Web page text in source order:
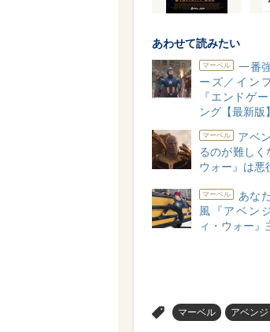
あわせて読みたい
マーベル
一番
ーズ／イン
『エンドゲ
ング【最新版】
マーベル
アベ
るのが難しく
ウォー』は悪
マーベル
あな
風『アベン
ィ・ウォー』
マーベル アベン